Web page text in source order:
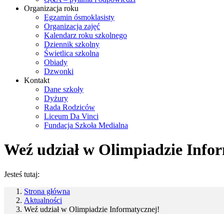
Organizacja roku
Egzamin ósmoklasisty
Organizacja zajęć
Kalendarz roku szkolnego
Dziennik szkolny
Świetlica szkolna
Obiady
Dzwonki
Kontakt
Dane szkoły
Dyżury
Rada Rodziców
Liceum Da Vinci
Fundacja Szkoła Medialna
Weź udział w Olimpiadzie
Jesteś tutaj:
Strona główna
Aktualności
Weź udział w Olimpiadzie Informatycznej!